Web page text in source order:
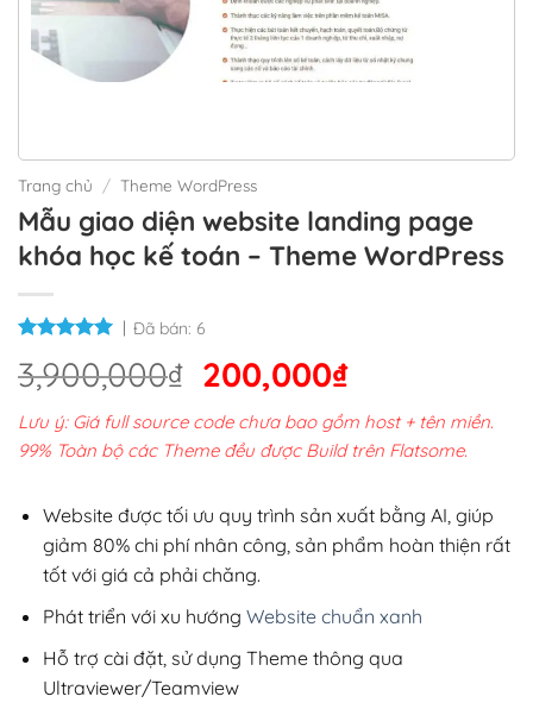
Trang chủ / Theme WordPress
Mẫu giao diện website landing page
khóa học kế toán – Theme WordPress
Đã bán: 6
3,900,000₫ Giá
gốc
là:
3,900,000₫.
200,000₫Giá
hiện
tại
200,000₫.
Lưu ý: Giá full source code chưa bao gồm host + tên miền.
99% Toàn bộ các Theme đều được Build trên Flatsome.
Website được tối ưu quy trình sản xuất bằng AI, giúp
giảm 80% chi phí nhân công, sản phẩm hoàn thiện rất
tốt với giá cả phải chăng.
Phát triển với xu hướng Website chuẩn xanh
Hỗ trợ cài đặt, sử dụng Theme thông qua
Ultraviewer/Teamview